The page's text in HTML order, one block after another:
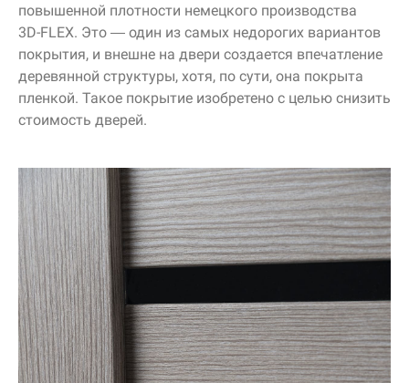
повышенной плотности немецкого производства
3D-FLEX. Это — один из самых недорогих вариантов
покрытия, и внешне на двери создается впечатление
деревянной структуры, хотя, по сути, она покрыта
пленкой. Такое покрытие изобретено с целью снизить
стоимость дверей.